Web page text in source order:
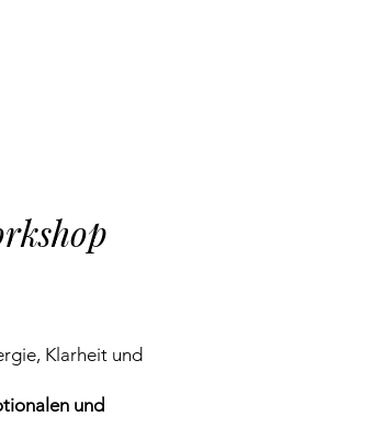
Klarheit und
und